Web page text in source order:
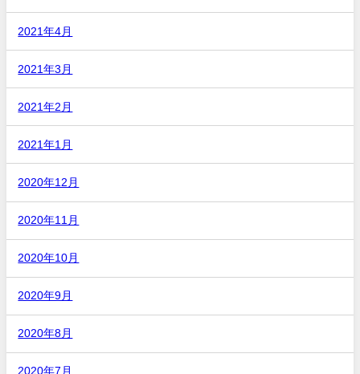
2021年4月
2021年3月
2021年2月
2021年1月
2020年12月
2020年11月
2020年10月
2020年9月
2020年8月
2020年7月